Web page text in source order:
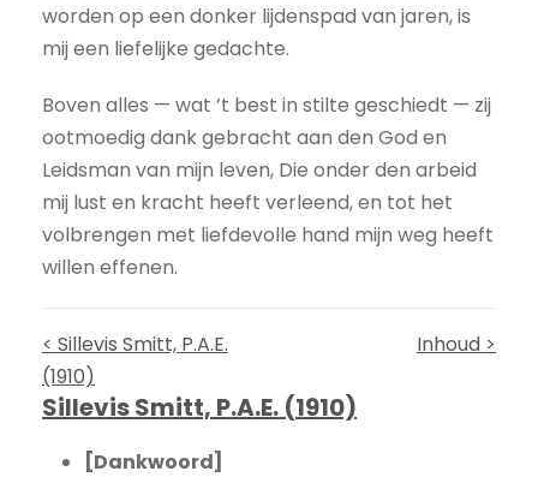
worden op een donker lijdenspad van jaren, is
mij een liefelijke gedachte.
Boven alles — wat ’t best in stilte geschiedt — zij
ootmoedig dank gebracht aan den God en
Leidsman van mijn leven, Die onder den arbeid
mij lust en kracht heeft verleend, en tot het
volbrengen met liefdevolle hand mijn weg heeft
willen effenen.
< Sillevis Smitt, P.A.E.
(1910)
Inhoud >
Sillevis Smitt, P.A.E. (1910)
[Dankwoord]